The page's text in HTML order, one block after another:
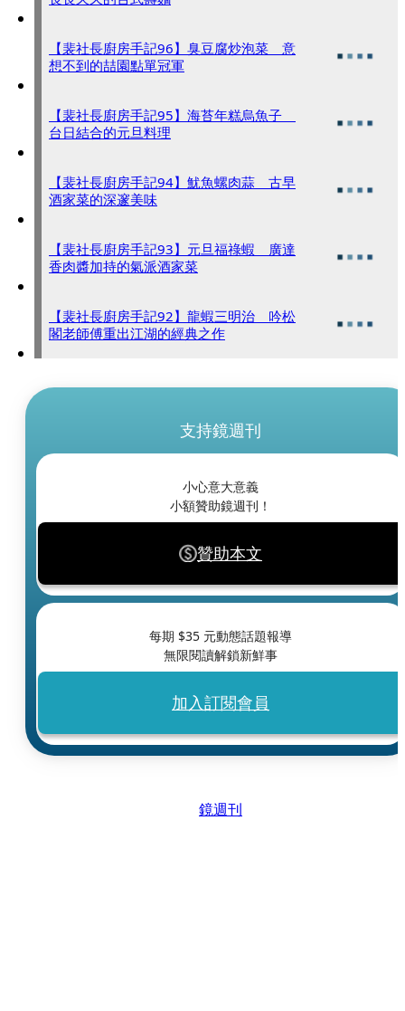
【裴社長廚房手記96】臭豆腐炒泡菜 意
想不到的喆園點單冠軍
【裴社長廚房手記95】海苔年糕烏魚子
台日結合的元旦料理
【裴社長廚房手記94】魷魚螺肉蒜 古早
酒家菜的深邃美味
【裴社長廚房手記93】元旦福祿蝦 廣達
香肉醬加持的氣派酒家菜
【裴社長廚房手記92】龍蝦三明治 吟松
閣老師傅重出江湖的經典之作
支持鏡週刊
小心意大意義
小額贊助鏡週刊！
贊助本文
每期 $35 元動態話題報導
無限閱讀解鎖新鮮事
加入訂閱會員
鏡週刊